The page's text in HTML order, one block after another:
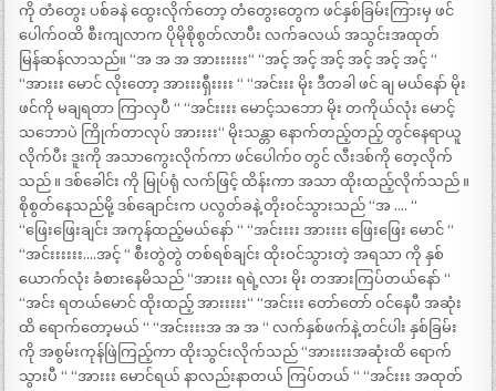
ကို တံတွေး ပစ်ခနဲ ထွေးလိုက်တော့ တံတွေးတွေက ဖင်နှစ်ခြမ်းကြားမှ ဖင်
ပေါက်ဝထိ စီးကျလာက ပိုမိုစိုစွတ်လာပီး လက်ခလယ် အသွင်းအထုတ်
မြန်ဆန်လာသည်။ “အ အ အ အားးးးးး“ “အင့် အင့် အင့် အင့် အင့် အင့် “
“အားးး မောင် လိုးတော့ အားးးရှီးးးး “ “အင်းးး မိုး ဒီတခါ ဖင် ချ မယ်နော် မိုး
ဖင်ကို မချရတာ ကြာလှပီ “ “အင်းးးး မောင့်သဘော မိုး တကိုယ်လုံး မောင့်
သဘောပဲ ကြိုက်တာလုပ် အားးးး“ မိုးသန္တာ နောက်တည့်တည့် တွင်နေရာယူ
လိုက်ပီး ဒူးကို အသာကွေးလိုက်ကာ ဖင်ပေါက်၀ တွင် လီးဒစ်ကို တေ့လိုက်
သည် ။ ဒစ်ခေါင်း ကို မြုပ်ရုံ လက်ဖြင့် ထိန်းကာ အသာ ထိုးထည့်လိုက်သည် ။
စိုစွတ်နေသည်မို့ ဒစ်ချောင်းက ပလွတ်ခနဲ့ တိုးဝင်သွားသည် “အ …. “
“ဖြေးဖြေးချင်း အကုန်ထည့်မယ်နော် “ “အင်းးးး အားးးး ဖြေးဖြေး မောင် “
“အင်းးးးးး….အင့် “ စီးတွဲတွဲ တစ်ရစ်ချင်း ထိုးဝင်သွားတဲ့ အရသာ ကို နှစ်
ယောက်လုံး ခံစားနေမိသည် “အားးး ရရဲ့လား မိုး တအားကြပ်တယ်နော် “
“အင်း ရတယ်မောင် ထိုးထည့် အားးးးး“ “အင်းးး တော်တော် ဝင်နေပီ အဆုံး
ထိ ရောက်တော့မယ် “ “အင်းးးးအ အ အ “ လက်နှစ်ဖက်နဲ့ တင်ပါး နှစ်ခြမ်း
ကို အစွမ်းကုန်ဖြဲကြည့်ကာ ထိုးသွင်းလိုက်သည် “အားးးးအဆုံးထိ ရောက်
သွားပီ “ “အားးး မောင်ရယ် နာလည်းနာတယ် ကြပ်တယ် “ “အင်းးး အထုတ်